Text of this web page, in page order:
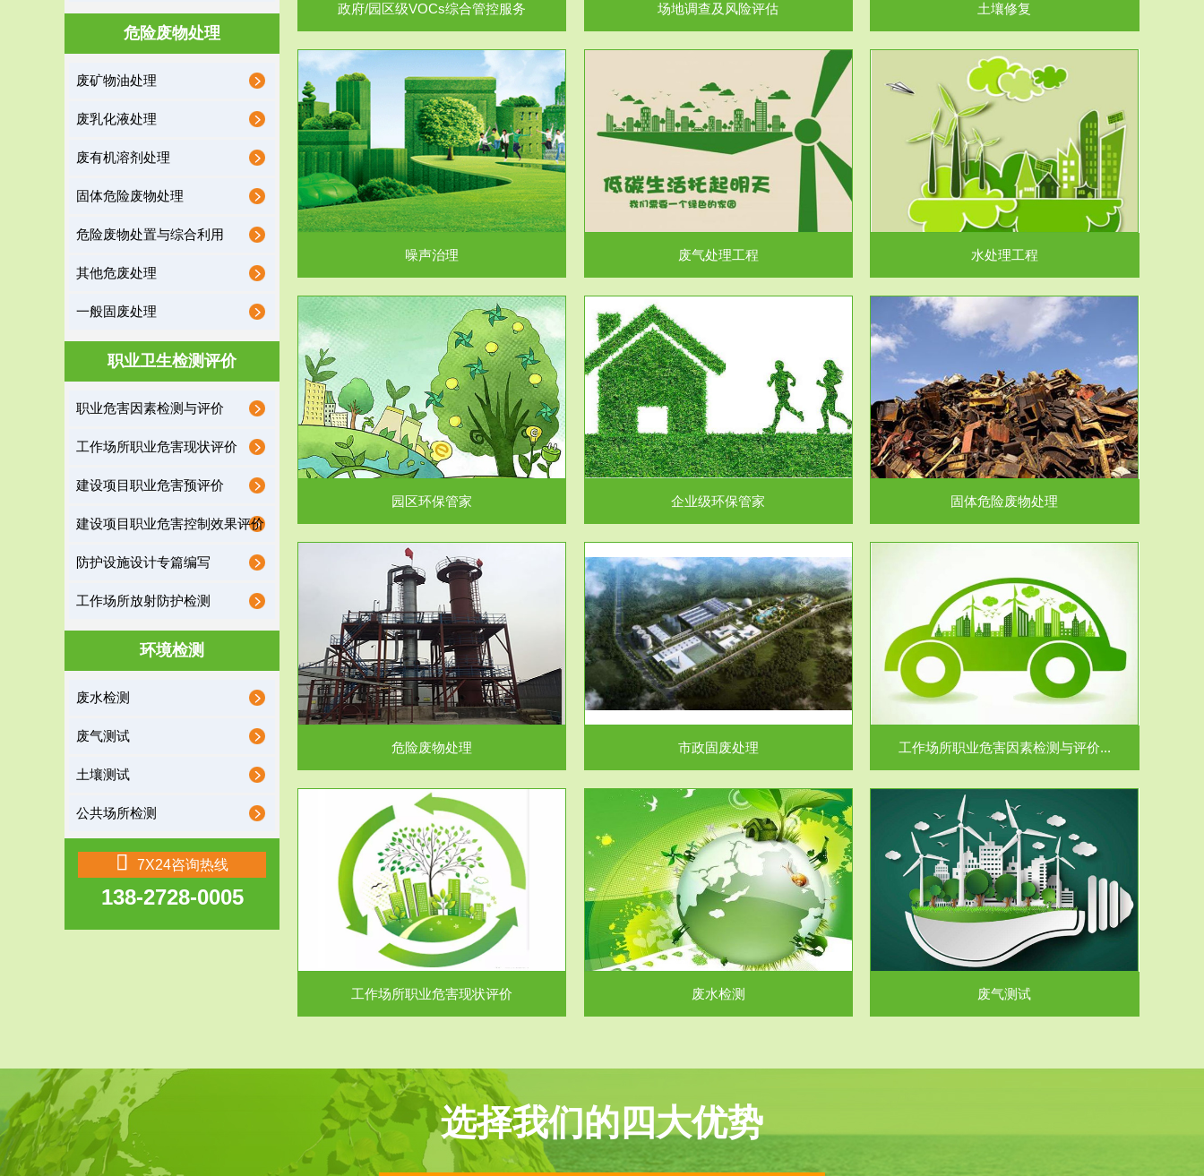
危险废物处理
废矿物油处理
废乳化液处理
废有机溶剂处理
固体危险废物处理
危险废物处置与综合利用
其他危废处理
一般固废处理
职业卫生检测评价
职业危害因素检测与评价
工作场所职业危害现状评价
建设项目职业危害预评价
建设项目职业危害控制效果评价
防护设施设计专篇编写
工作场所放射防护检测
环境检测
废水检测
废气测试
土壤测试
公共场所检测
7X24咨询热线
138-2728-0005
政府/园区级VOCs综合管控服务 场地调查及风险评估 土壤修复
服务范围
噪声治理
噪声治理
服务范围
废气处理工程
废气处理工程
服务范围
水处理工程
水处理工程
服务范围
园区环保管家
保护作用促进供给侧结...
园区环保管家
服务范围
企业级环保管家
排污许可证作为企业环保执法情况的一个重要依
据，其必要性及合规性...
企业级环保管家
服务范围
固体危险废物处理
固体废物解释：固体废物是指人们在生产建设、
日常生活和其他活动中...
固体危险废物处理
服务范围
危险废物处理
危险废物解释：根据《中华人民共和国固体废物
污染防治法》的规定，危...
危险废物处理
服务范围
市政固废处理
蔚蓝生态环境科技所从事的市政废物处理业务包
括市政废物的处理处...
市政固废处理
服务范围
工作场所职业危害因素检测与评价...
【检测评价意义】：全面了解工作场所职业病危
害因素分布与浓（强）度...
工作场所职业危害因素检测与评价...
服务范围
工作场所职业危害现状评价
工作场所职业危害现状评价
服务范围
废水检测
废水污水检测主要是对企业工厂在生产工艺过程
中排出的废水、污水...
废水检测
服务范围
废气测试
检测范围工业废气检测包括有机废气和无机废
气。有机废气主要包括...
废气测试
选择我们的四大优势